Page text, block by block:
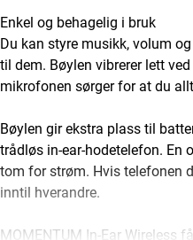
Enkel og behagelig i bruk
Du kan styre musikk, volum
til dem. Bøylen vibrerer lett
mikrofonen sørger for at du
Bøylen gir ekstra plass til
trådløs in-ear-hodetelefon. En
tom for strøm. Hvis telefonen
inntil hverandre.
MOMENTUM In-Ear Wireless